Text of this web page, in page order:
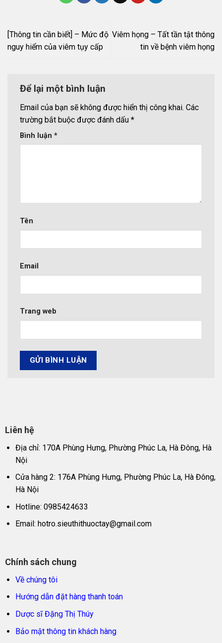
[Thông tin cần biết] – Mức độ
nguy hiểm của viêm tụy cấp
Viêm họng – Tất tần tật thông
tin về bệnh viêm họng
Để lại một bình luận
Email của bạn sẽ không được hiển thị công khai. Các
trường bắt buộc được đánh dấu *
Bình luận *
Tên
Email
Trang web
Liên hệ
Địa chỉ: 170A Phùng Hưng, Phường Phúc La, Hà Đông, Hà
Nội
Cửa hàng 2: 176A Phùng Hưng, Phường Phúc La, Hà Đông,
Hà Nội
Hotline: 0985424633
Email: hotro.sieuthithuoctay@gmail.com
Chính sách chung
Về chúng tôi
Hướng dẫn đặt hàng thanh toán
Dược sĩ Đặng Thị Thúy
Bảo mật thông tin khách hàng